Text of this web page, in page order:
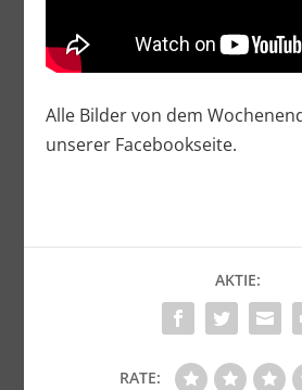
Alle Bilder von dem
unserer Facebookseite.
AKTIE:
RATE: